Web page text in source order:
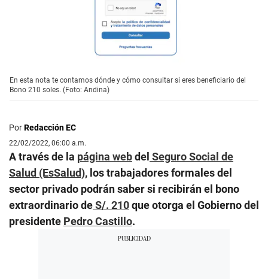
En esta nota te contamos dónde y cómo consultar si eres beneficiario del
Bono 210 soles. (Foto: Andina)
PorRedacción EC
22/02/2022, 06:00 a.m.
A través de la página webdel Seguro Social de
Salud (EsSalud), los trabajadores formales del
sector privado podrán saber si recibirán el bono
extraordinario deS/. 210que otorga el Gobierno del
presidente Pedro Castillo.